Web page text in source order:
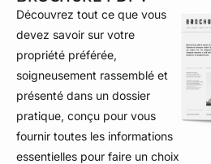
Découvrez tout ce que vous
devez savoir sur votre
propriété préférée,
soigneusement rassemblé et
présenté dans un dossier
pratique, conçu pour vous
fournir toutes les informations
essentielles pour faire un choix